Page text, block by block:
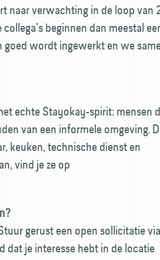
naar verwachting in de loop van
beginnen dan meestal
goed wordt ingewerkt en we
echte Stayokay-spirit: mensen
van een informele omgeving.
keuken, technische dienst en
vind je ze op
gerust een open sollicitatie via
dat je interesse hebt in de locatie